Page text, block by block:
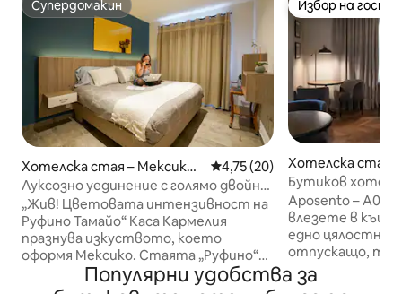
Супердомакин
Супердомакин
Хотелска стая – Мексик
о Сити
Средна оценка: 4,75 от 5,
4,75 (20)
Луксозно уединение с голямо двойно
легло | Condesa Heartbeat
„Жив! Цветовата интензивност на
Руфино Тамайо“ Каса Кармелия
празнува изкуството, което
оформя Мексико. Стаята „Руфино“
(#02) предлага плюшено двойно легло
king size, самостоятелна баня и
Избор на
Избор на
Хотелска стая
о Сити
Бутиков хотел
Тераса + закуска
Aposento – A04
влезете в
едно цялостно
отпускащо,
изживяване
град, за да се
Популярни удобства за